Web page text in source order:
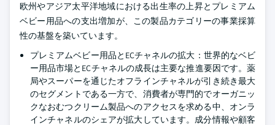
欧州やアジア太平洋地域における出生率の上昇とプレミアム
ベビー用品への支出増加が、この製品カテゴリーの事業採算
性の基盤を築いています。
プレミアムベビー用品とECチャネルの拡大：世界的なベビ
ー用品市場とECチャネルの成長は主要な推進要因です。薬
局やスーパーを通じたオフラインチャネルが引き続き最大
のセグメントである一方で、消費者が専門的でオーガニッ
クなおむつクリーム製品へのアクセスを求める中、オンラ
インチャネルのシェアが拡大しています。成分情報や顧客